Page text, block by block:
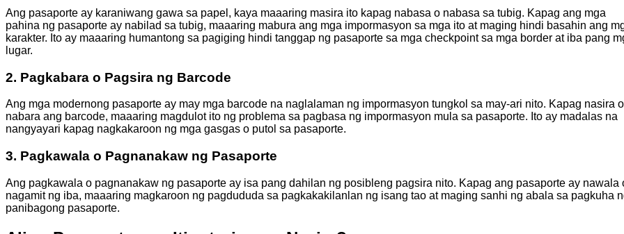
Ang pasaporte ay karaniwang gawa sa papel, kaya maaaring masira ito kapag nabasa o nabasa sa tubig. Kapag ang mga
pahina ng pasaporte ay nabilad sa tubig, maaaring mabura ang mga impormasyon sa mga ito at maging hindi basahin ang
karakter. Ito ay maaaring humantong sa pagiging hindi tanggap ng pasaporte sa mga checkpoint sa mga border at iba pang
lugar.
2. Pagkabara o Pagsira ng Barcode
Ang mga modernong pasaporte ay may mga barcode na naglalaman ng impormasyon tungkol sa may-ari nito. Kapag nasira o
nabara ang barcode, maaaring magdulot ito ng problema sa pagbasa ng impormasyon mula sa pasaporte. Ito ay madalas na
nangyayari kapag nagkakaroon ng mga gasgas o putol sa pasaporte.
3. Pagkawala o Pagnanakaw ng Pasaporte
Ang pagkawala o pagnanakaw ng pasaporte ay isa pang dahilan ng posibleng pagsira nito. Kapag ang pasaporte ay nawala
nagamit ng iba, maaaring magkaroon ng pagdududa sa pagkakakilanlan ng isang tao at maging sanhi ng abala sa pagkuha
panibagong pasaporte.